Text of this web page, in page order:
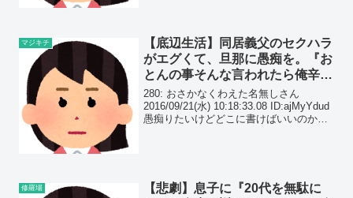
マジキチ
【底辺生活】同居義父のセクハラ
がエグくて、旦那に愚痴を。『お
とんの事そんな言われたら俺辛い
わ』と全く頼りにならず…
280: おさかなくわえた名無しさん
2016/09/21(水) 10:18:33.08 ID:ajMyYdud
愚痴りたいけどどこに書けばいいのかわ
修羅場
【悲劇】息子に『20代を無駄に